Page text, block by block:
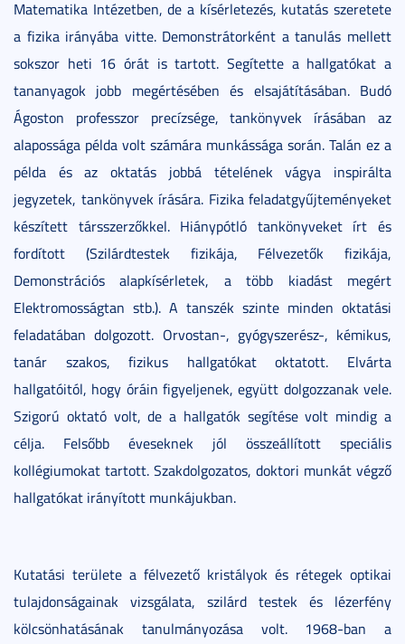
Matematika Intézetben, de a kísérletezés, kutatás szeretete
a fizika irányába vitte. Demonstrátorként a tanulás mellett
sokszor heti 16 órát is tartott. Segítette a hallgatókat a
tananyagok jobb megértésében és elsajátításában. Budó
Ágoston professzor precízsége, tankönyvek írásában az
alapossága példa volt számára munkássága során. Talán ez a
példa és az oktatás jobbá tételének vágya inspirálta
jegyzetek, tankönyvek írására. Fizika feladatgyűjteményeket
készített társszerzőkkel. Hiánypótló tankönyveket írt és
fordított (Szilárdtestek fizikája, Félvezetők fizikája,
Demonstrációs alapkísérletek, a több kiadást megért
Elektromosságtan stb.). A tanszék szinte minden oktatási
feladatában dolgozott. Orvostan-, gyógyszerész-, kémikus,
tanár szakos, fizikus hallgatókat oktatott. Elvárta
hallgatóitól, hogy óráin figyeljenek, együtt dolgozzanak vele.
Szigorú oktató volt, de a hallgatók segítése volt mindig a
célja. Felsőbb éveseknek jól összeállított speciális
kollégiumokat tartott. Szakdolgozatos, doktori munkát végző
hallgatókat irányított munkájukban.
Kutatási területe a félvezető kristályok és rétegek optikai
tulajdonságainak vizsgálata, szilárd testek és lézerfény
kölcsönhatásának tanulmányozása volt. 1968-ban a